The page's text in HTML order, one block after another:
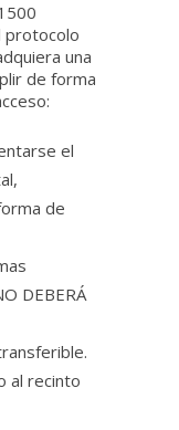
protocolo
una
de forma
el
de
DEBERÁ
al recinto